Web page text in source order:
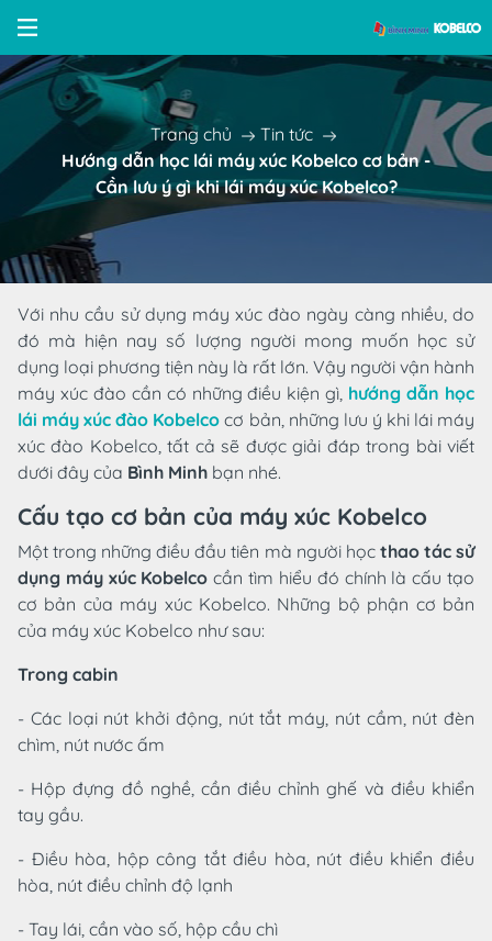
Trang chủ
Tin tức
Hướng dẫn học lái máy xúc Kobelco cơ bản -
Cần lưu ý gì khi lái máy xúc Kobelco?
Với nhu cầu sử dụng máy xúc đào ngày càng nhiều, do
đó mà hiện nay số lượng người mong muốn học sử
dụng loại phương tiện này là rất lớn. Vậy người vận hành
máy xúc đào cần có những điều kiện gì, hướng dẫn học
lái máy xúc đào Kobelco cơ bản, những lưu ý khi lái máy
xúc đào Kobelco, tất cả sẽ được giải đáp trong bài viết
dưới đây của Bình Minh bạn nhé.
Cấu tạo cơ bản của máy xúc Kobelco
Một trong những điều đầu tiên mà người họcthao tác sử
dụng máy xúc Kobelco cần tìm hiểu đó chính là cấu tạo
cơ bản của máy xúc Kobelco. Những bộ phận cơ bản
của máy xúc Kobelco như sau:
Trong cabin
- Các loại nút khởi động, nút tắt máy, nút cầm, nút đèn
chìm, nút nước ấm
- Hộp đựng đồ nghề, cần điều chỉnh ghế và điều khiển
tay gầu.
- Điều hòa, hộp công tắt điều hòa, nút điều khiển điều
hòa, nút điều chỉnh độ lạnh
- Tay lái, cần vào số, hộp cầu chì